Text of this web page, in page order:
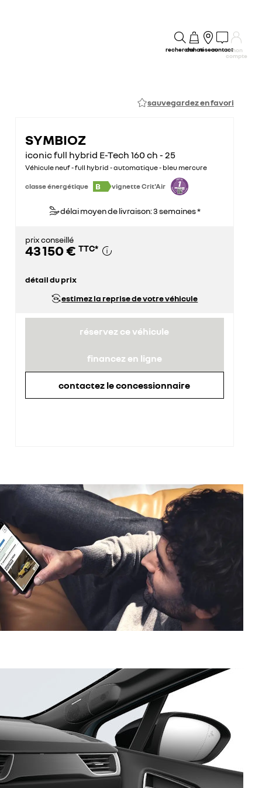
rechercheachatréseaucontactmon
compte
sauvegardez en favori
SYMBIOZ
iconic full hybrid E-Tech 160 ch - 25
Véhicule neuf - full hybrid - automatique - bleu mercure
classe énergétique B vignette Crit'Air
délai moyen de livraison: 3 semaines *
prix conseillé
43 150 € TTC*
détail du prix
estimez la reprise de votre véhicule
réservez ce véhicule
financez en ligne
contactez le concessionnaire